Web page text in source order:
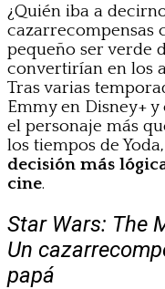
¿Quién iba a
cazarrecompensas
pequeño ser verde
convertirían en los
Tras varias
Emmy en Disney+
el personaje más
los tiempos de Yoda,
decisión más
cine.
Star Wars: The
Un
papá